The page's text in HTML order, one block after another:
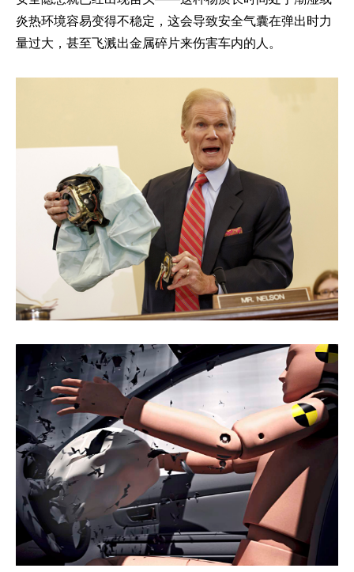
炎热环境容易变得不稳定，这会导致安全气囊在弹出时力
量过大，甚至飞溅出金属碎片来伤害车内的人。